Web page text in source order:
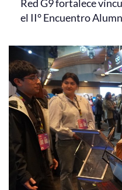
Red G9 fortalece
el II° Encuentro